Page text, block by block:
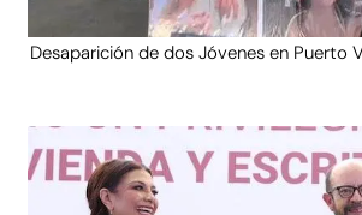
Desaparición de dos Jóvenes en Puerto